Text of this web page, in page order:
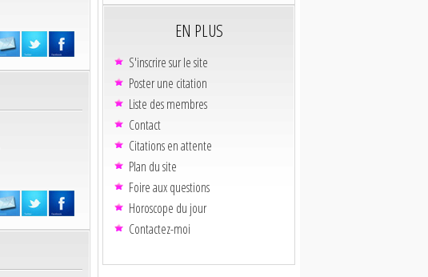
EN PLUS
S'inscrire sur le site
Poster une citation
Liste des membres
Contact
Citations en attente
Plan du site
Foire aux questions
Horoscope du jour
Contactez-moi